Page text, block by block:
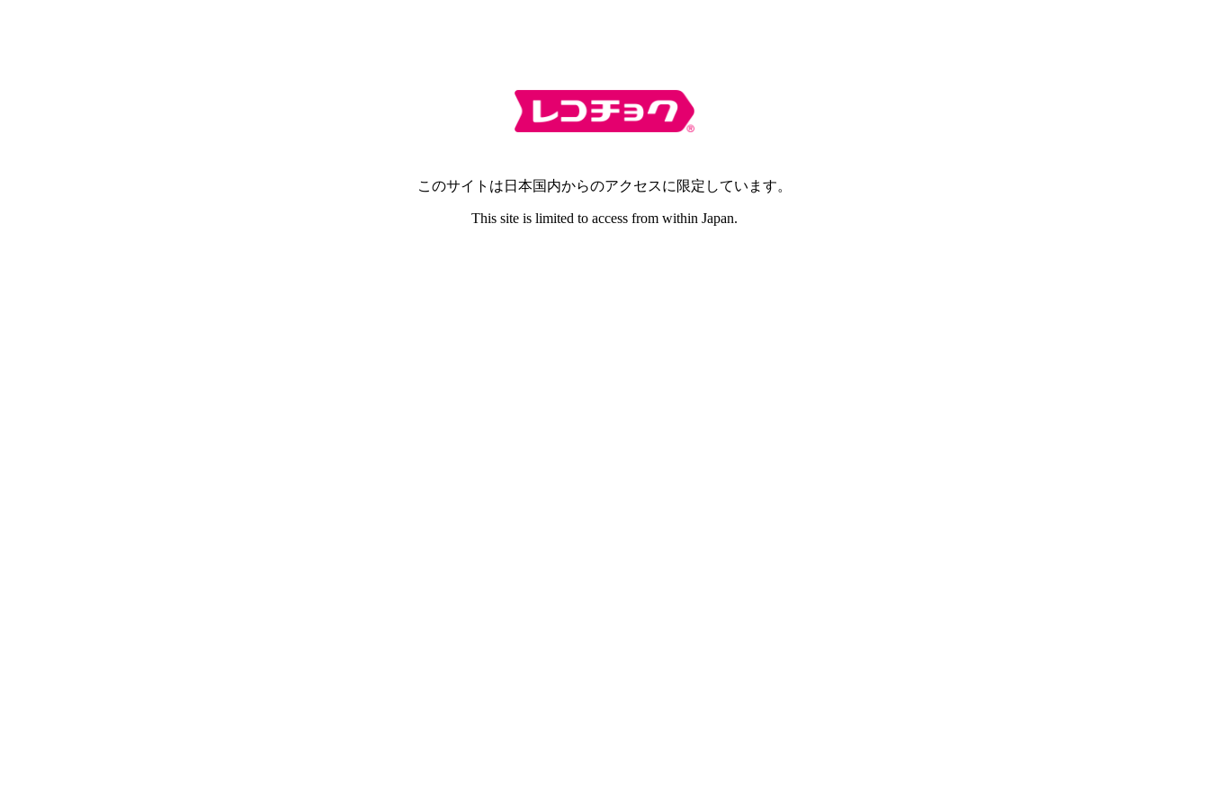
このサイトは日本国内からのアクセスに限定しています。
This site is limited to access from within Japan.